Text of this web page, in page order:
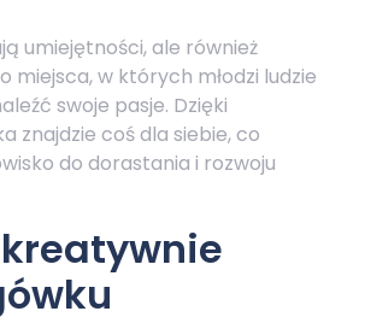
umiejętności, ale również
w których młodzi ludzie
swoje pasje. Dzięki
znajdzie coś dla siebie, co
do dorastania i rozwoju